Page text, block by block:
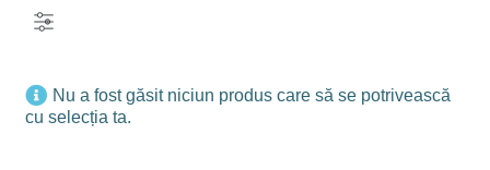
Nu a fost găsit niciun produs care să se potrivească
cu selecția ta.